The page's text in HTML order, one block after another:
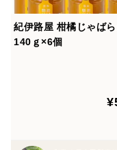
紀伊路屋 柑橘じゃば
140ｇ×6個